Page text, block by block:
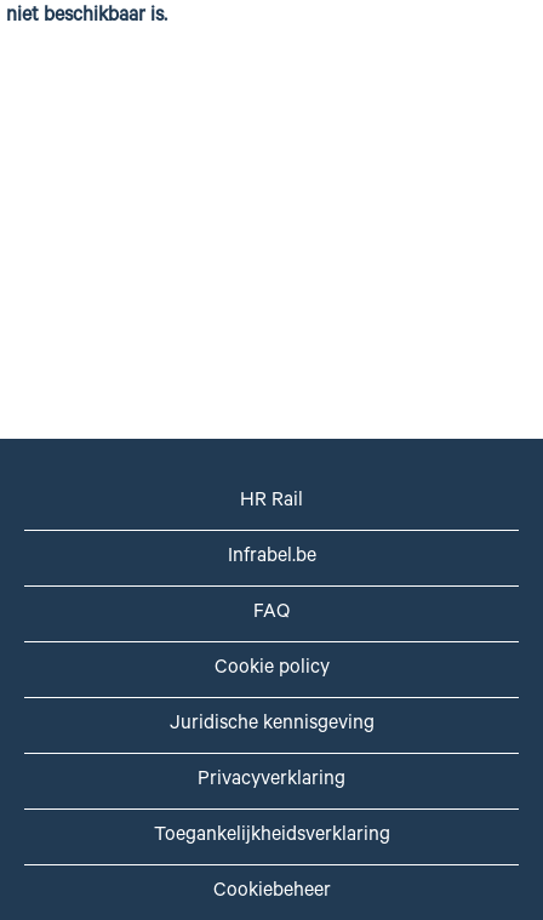
niet beschikbaar is.
HR Rail
Infrabel.be
FAQ
Cookie policy
Juridische kennisgeving
Privacyverklaring
Toegankelijkheidsverklaring
Cookiebeheer